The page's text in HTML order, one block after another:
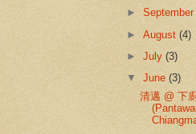
►
►August(4)
►July(3)
▼June(3)
清邁 @ 下